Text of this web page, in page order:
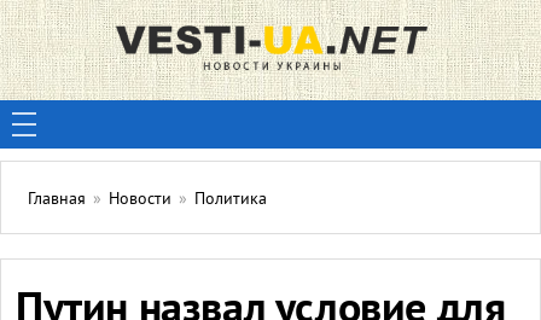
Главная » Новости » Политика